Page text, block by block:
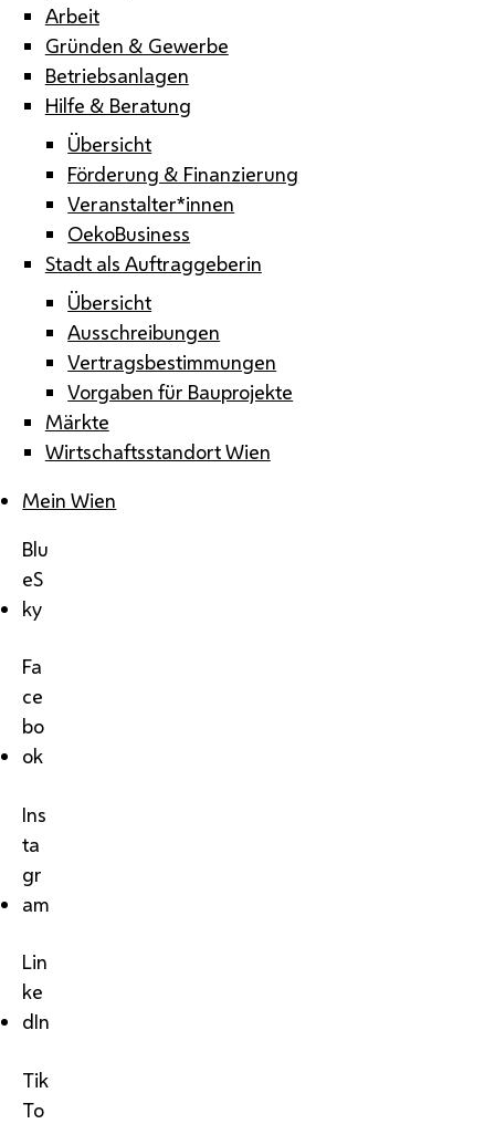
Arbeit
Gründen & Gewerbe
Betriebsanlagen
Hilfe & Beratung
Übersicht
Förderung & Finanzierung
Veranstalter*innen
OekoBusiness
Stadt als Auftraggeberin
Übersicht
Ausschreibungen
Vertragsbestimmungen
Vorgaben für Bauprojekte
Märkte
Wirtschaftsstandort Wien
Mein Wien
Blu
eS
ky
Fa
ce
bo
ok
Ins
ta
gr
am
Lin
ke
dIn
Tik
To